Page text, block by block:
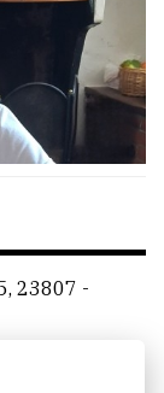
23807 -